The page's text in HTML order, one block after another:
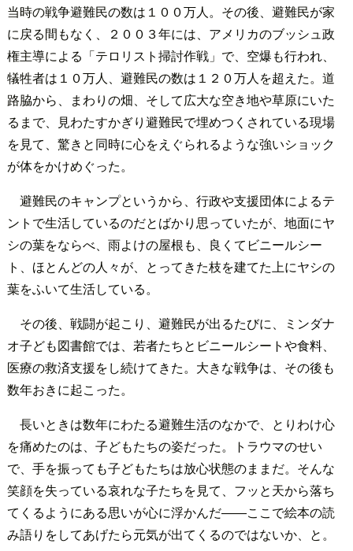
当時の戦争避難民の数は１００万人。その後、避難民が家
に戻る間もなく、２００３年には、アメリカのブッシュ政
権主導による「テロリスト掃討作戦」で、空爆も行われ、
犠牲者は１０万人、避難民の数は１２０万人を超えた。道
路脇から、まわりの畑、そして広大な空き地や草原にいた
るまで、見わたすかぎり避難民で埋めつくされている現場
を見て、驚きと同時に心をえぐられるような強いショック
が体をかけめぐった。
避難民のキャンプというから、行政や支援団体によるテ
ントで生活しているのだとばかり思っていたが、地面にヤ
シの葉をならべ、雨よけの屋根も、良くてビニールシー
ト、ほとんどの人々が、とってきた枝を建てた上にヤシの
葉をふいて生活している。
その後、戦闘が起こり、避難民が出るたびに、ミンダナ
オ子ども図書館では、若者たちとビニールシートや食料、
医療の救済支援をし続けてきた。大きな戦争は、その後も
数年おきに起こった。
長いときは数年にわたる避難生活のなかで、とりわけ心
を痛めたのは、子どもたちの姿だった。トラウマのせい
で、手を振っても子どもたちは放心状態のままだ。そんな
笑顔を失っている哀れな子たちを見て、フッと天から落ち
てくるようにある思いが心に浮かんだ――ここで絵本の読
み語りをしてあげたら元気が出てくるのではないか、と。